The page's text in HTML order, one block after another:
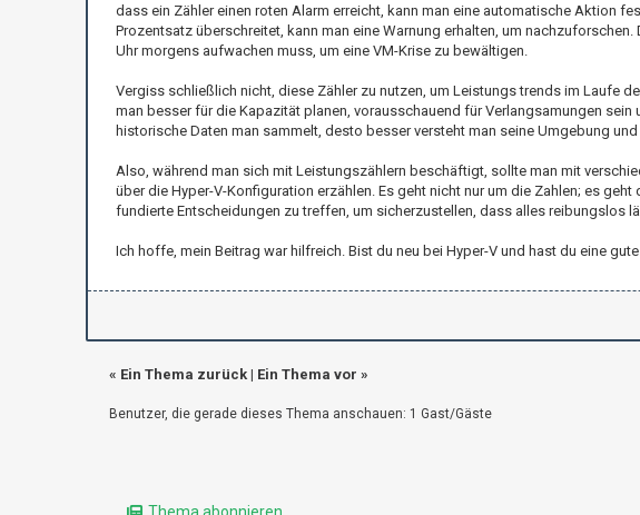
dass ein Zähler einen roten Alarm erreicht, kann man eine automatische Aktion
Prozentsatz überschreitet, kann man eine Warnung erhalten, um
Uhr morgens aufwachen muss, um eine VM-Krise zu bewältigen.
Vergiss schließlich nicht, diese Zähler zu nutzen, um Leistungs trends im Laufe
man besser für die Kapazität planen, vorausschauend für Verlangsamungen
historische Daten man sammelt, desto besser versteht man seine Umgebung
Also, während man sich mit Leistungszählern beschäftigt, sollte man mit
über die Hyper-V-Konfiguration erzählen. Es geht nicht nur um die Zahlen; es
fundierte Entscheidungen zu treffen, um sicherzustellen, dass alles reibungslos
Ich hoffe, mein Beitrag war hilfreich. Bist du neu bei Hyper-V und hast du eine
« Ein Thema zurück| Ein Thema vor »
Benutzer, die gerade dieses Thema anschauen: 1 Gast/Gäste
Thema abonnieren